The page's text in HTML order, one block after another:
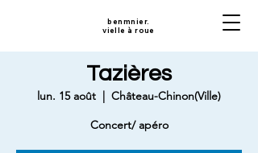
benmnier.
vielle à roue
Tazières
lun. 15 août
  |
Château-Chinon(Ville)
Concert/ apéro